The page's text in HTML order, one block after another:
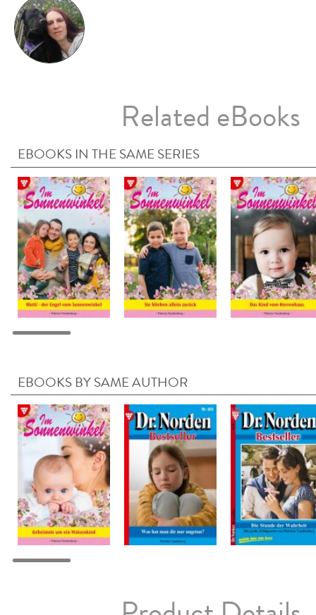
Related eBooks
EBOOKS IN THE SAME SERIES
EBOOKS BY SAME AUTHOR